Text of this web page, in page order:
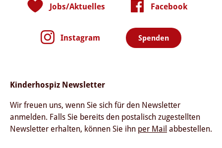
Jobs/Aktuelles Facebook
Instagram Spenden
Kinderhospiz Newsletter
Wir freuen uns, wenn Sie sich für den Newsletter
anmelden. Falls Sie bereits den postalisch zugestellten
Newsletter erhalten, können Sie ihn per Mail abbestellen.